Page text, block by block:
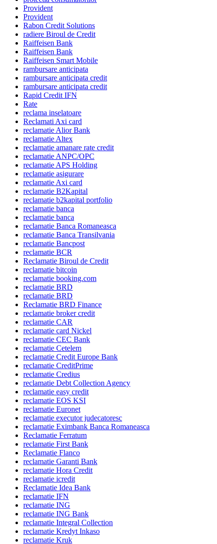
Provident
Provident
Rabon Credit Solutions
radiere Biroul de Credit
Raiffeisen Bank
Raiffeisen Bank
Raiffeisen Smart Mobile
rambursare anticipata
rambursare anticipata credit
rambursare anticipata credit
Rapid Credit IFN
Rate
reclama inselatoare
Reclamati Axi card
reclamatie Alior Bank
reclamatie Altex
reclamatie amanare rate credit
reclamatie ANPC/OPC
reclamatie APS Holding
reclamatie asigurare
reclamatie Axi card
reclamatie B2Kapital
reclamatie b2kapital portfolio
reclamatie banca
reclamatie banca
reclamatie Banca Romaneasca
reclamatie Banca Transilvania
reclamatie Bancpost
reclamatie BCR
Reclamatie Biroul de Credit
reclamatie bitcoin
reclamatie booking.com
reclamatie BRD
reclamatie BRD
Reclamatie BRD Finance
reclamatie broker credit
reclamatie CAR
reclamatie card Nickel
reclamatie CEC Bank
reclamatie Cetelem
reclamatie Credit Europe Bank
reclamatie CreditPrime
reclamatie Credius
reclamatie Debt Collection Agency
reclamatie easy credit
reclamatie EOS KSI
reclamatie Euronet
reclamatie executor judecatoresc
reclamatie Eximbank Banca Romaneasca
Reclamatie Ferratum
reclamatie First Bank
Reclamatie Flanco
reclamatie Garanti Bank
reclamatie Hora Credit
reclamatie icredit
Reclamatie Idea Bank
reclamatie IFN
reclamatie ING
reclamatie ING Bank
reclamatie Integral Collection
reclamatie Kredyt Inkaso
reclamatie Kruk